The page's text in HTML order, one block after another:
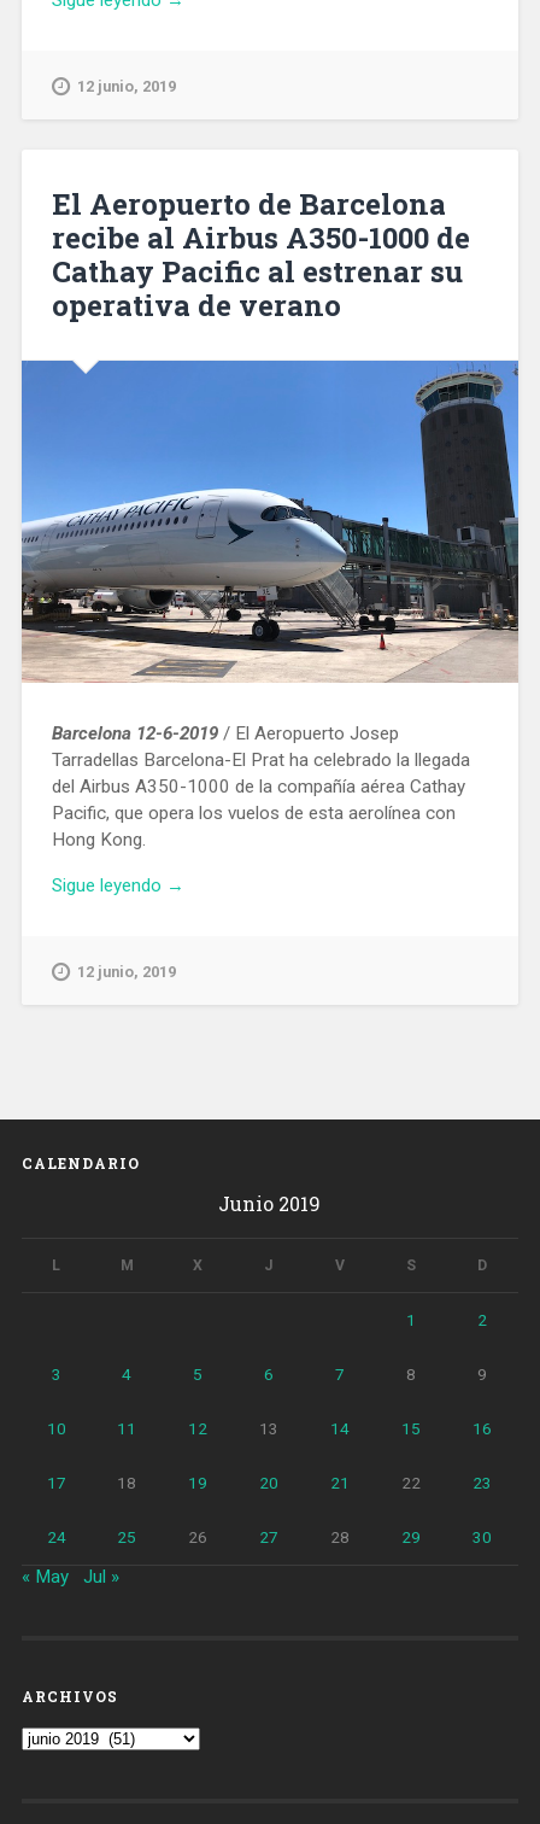
en
carteles
combativos
de
Josep
Renau»
12 junio, 2019
El Aeropuerto de Barcelona
recibe al Airbus A350-1000 de
Cathay Pacific al estrenar su
operativa de verano
Barcelona 12-6-2019/ El Aeropuerto Josep
Tarradellas Barcelona-El Prat ha celebrado la llegada
del Airbus A350-1000 de la compañía aérea Cathay
Pacific, que opera los vuelos de esta aerolínea con
Hong Kong.
Sigue leyendo «El
Barcelona
de
→
12 junio, 2019
CALENDARIO
Junio 2019
L M X J V S D
1 2
3 4 5 6 7 8 9
10 11 12 13 14 15 16
17 18 19 20 21 22 23
24 25 26 27 28 29 30
« May Jul »
ARCHIVOS
Archivos